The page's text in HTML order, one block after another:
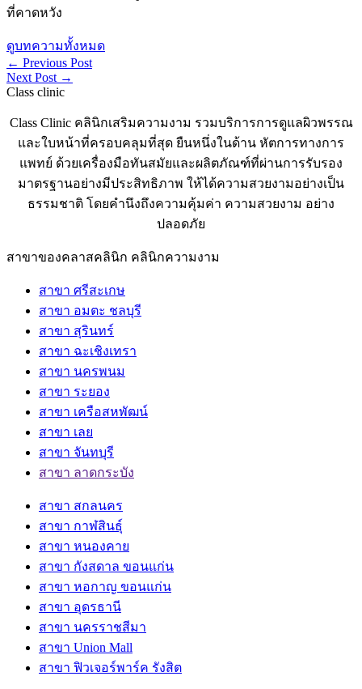
ที่คาดหวัง
ดูบทความทั้งหมด
← Previous Post
Next Post →
Class clinic
Class Clinic คลินิกเสริมความงาม รวมบริการการดูแลผิวพรรณ
และใบหน้าที่ครอบคลุมที่สุด ยืนหนึ่งในด้าน หัตการทางการ
แพทย์ ด้วยเครื่องมือทันสมัยและผลิตภัณฑ์ที่ผ่านการรับรอง
มาตรฐานอย่างมีประสิทธิภาพ ให้ได้ความสวยงามอย่างเป็น
ธรรมชาติ โดยคำนึงถึงความคุ้มค่า ความสวยงาม อย่าง
ปลอดภัย
สาขาของคลาสคลินิก คลินิกความงาม
สาขา ศรีสะเกษ
สาขา อมตะ ชลบุรี
สาขา สุรินทร์
สาขา ฉะเชิงเทรา
สาขา นครพนม
สาขา ระยอง
สาขา เครือสหพัฒน์
สาขา เลย
สาขา จันทบุรี
สาขา ลาดกระบัง
สาขา สกลนคร
สาขา กาฬสินธุ์
สาขา หนองคาย
สาขา กังสดาล ขอนแก่น
สาขา หอกาญ ขอนแก่น
สาขา อุดรธานี
สาขา นครราชสีมา
สาขา Union Mall
สาขา ฟิวเจอร์พาร์ค รังสิต